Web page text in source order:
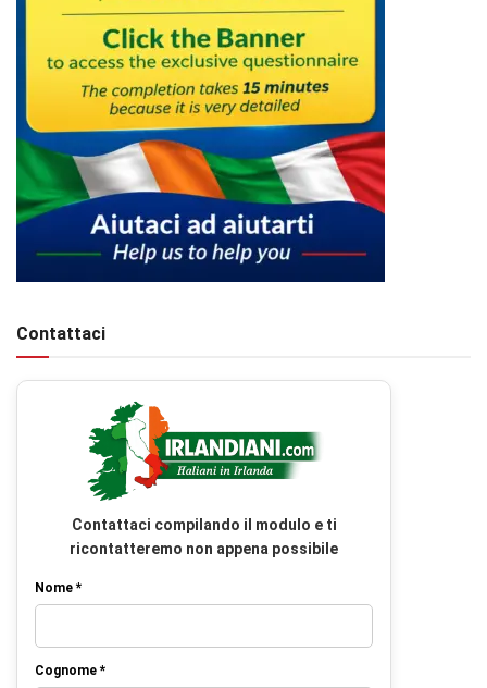
Contattaci
Contattaci compilando il modulo e ti
ricontatteremo non appena possibile
Nome *
Cognome *